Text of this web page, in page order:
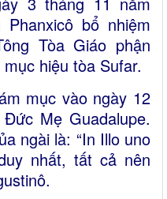
bổ nhiệm
Tòa Giáo phận
hiệu tòa Sufar.
mục vào ngày 12
Mẹ Guadalupe.
ngài là: “In Illo uno
nhất, tất cả nên